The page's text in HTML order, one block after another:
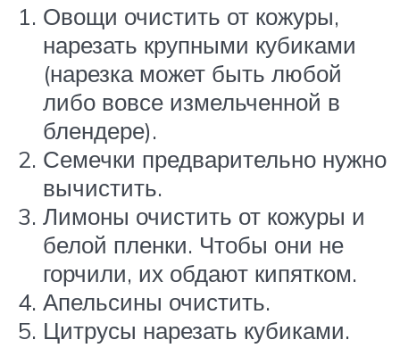
Овощи очистить от кожуры,
нарезать крупными кубиками
(нарезка может быть любой
либо вовсе измельченной в
блендере).
Семечки предварительно нужно
вычистить.
Лимоны очистить от кожуры и
белой пленки. Чтобы они не
горчили, их обдают кипятком.
Апельсины очистить.
Цитрусы нарезать кубиками.